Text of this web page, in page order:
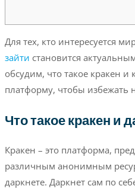
Для тех, кто интересуется
зайти становится
обсудим, что такое кракен и
платформу, чтобы избежать
Что такое кракен и
Кракен – это платформа,
различным анонимным
даркнете. Даркнет сам по